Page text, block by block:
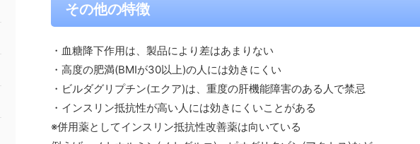
その他の特徴
・血糖降下作用は、製品により差はあまりない
・高度の肥満(BMIが30以上)の人には効きにくい
・ビルダグリプチン(エクア)は、重度の肝機能障害のある人で禁忌
・インスリン抵抗性が高い人には効きにくいことがある
※併用薬としてインスリン抵抗性改善薬は向いている